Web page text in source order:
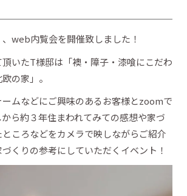
web内覧会を開催致しました！
いたT様邸は「襖・障子・漆喰にこだわ
の家」。
ムなどにご興味のあるお客様とzoomで
ら約３年住まわれてみての感想や家づ
ころなどをカメラで映しながらご紹介
くりの参考にしていただくイベント！